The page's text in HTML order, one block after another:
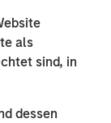
als
sind, in
dessen